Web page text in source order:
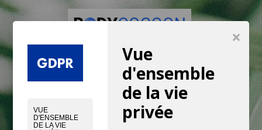
×
VUE
D'ENSEMBLE
DE LA VIE
Vue
d'ensemble
de la vie
privée